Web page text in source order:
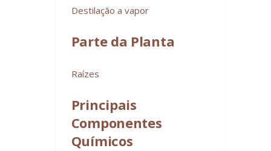
Destilação a vapor
Parte da Planta
Raízes
Principais
Componentes
Químicos